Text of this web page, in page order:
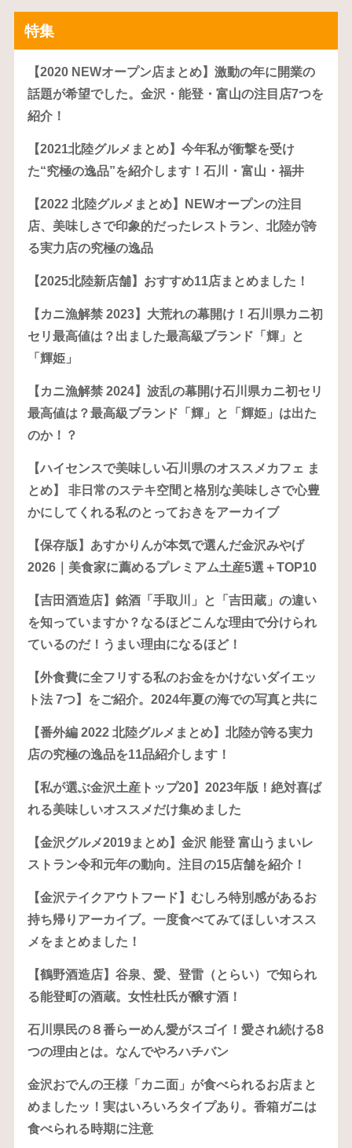
特集
【2020 NEWオープン店まとめ】激動の年に開業の
話題が希望でした。金沢・能登・富山の注目店7つを
紹介！
【2021北陸グルメまとめ】今年私が衝撃を受け
た“究極の逸品”を紹介します！石川・富山・福井
【2022 北陸グルメまとめ】NEWオープンの注目
店、美味しさで印象的だったレストラン、北陸が誇
る実力店の究極の逸品
【2025北陸新店舗】おすすめ11店まとめました！
【カニ漁解禁 2023】大荒れの幕開け！石川県カニ初
セリ最高値は？出ました最高級ブランド「輝」と
「輝姫」
【カニ漁解禁 2024】波乱の幕開け石川県カニ初セリ
最高値は？最高級ブランド「輝」と「輝姫」は出た
のか！？
【ハイセンスで美味しい石川県のオススメカフェ ま
とめ】 非日常のステキ空間と格別な美味しさで心豊
かにしてくれる私のとっておきをアーカイブ
【保存版】あすかりんが本気で選んだ金沢みやげ
2026｜美食家に薦めるプレミアム土産5選＋TOP10
【吉田酒造店】銘酒「手取川」と「吉田蔵」の違い
を知っていますか？なるほどこんな理由で分けられ
ているのだ！うまい理由になるほど！
【外食費に全フリする私のお金をかけないダイエッ
ト法 7つ】をご紹介。2024年夏の海での写真と共に
【番外編 2022 北陸グルメまとめ】北陸が誇る実力
店の究極の逸品を11品紹介します！
【私が選ぶ金沢土産トップ20】2023年版！絶対喜ば
れる美味しいオススメだけ集めました
【金沢グルメ2019まとめ】金沢 能登 富山うまいレ
ストラン令和元年の動向。注目の15店舗を紹介！
【金沢テイクアウトフード】むしろ特別感があるお
持ち帰りアーカイブ。一度食べてみてほしいオスス
メをまとめました！
【鶴野酒造店】谷泉、愛、登雷（とらい）で知られ
る能登町の酒蔵。女性杜氏が醸す酒！
石川県民の８番らーめん愛がスゴイ！愛され続ける8
つの理由とは。なんでやろハチバン
金沢おでんの王様「カニ面」が食べられるお店まと
めましたッ！実はいろいろタイプあり。香箱ガニは
食べられる時期に注意